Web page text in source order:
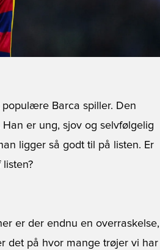
Barca spiller. Den
er ung, sjov og selvfølgelig
ligger så godt til på listen. Er
er der endnu en overraskelse,
det på hvor mange trøjer vi har